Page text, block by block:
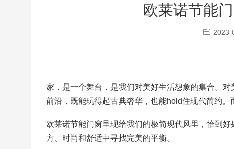
欧莱诺节能
2023-
家，是一个舞台，是我们对美好生活想象的集合。
前沿，既能玩得起古典奢华，也能hold住现代简约
欧莱诺节能门窗呈现给我们的极简现代风里，恰到
方、时尚和舒适中寻找完美的平衡。